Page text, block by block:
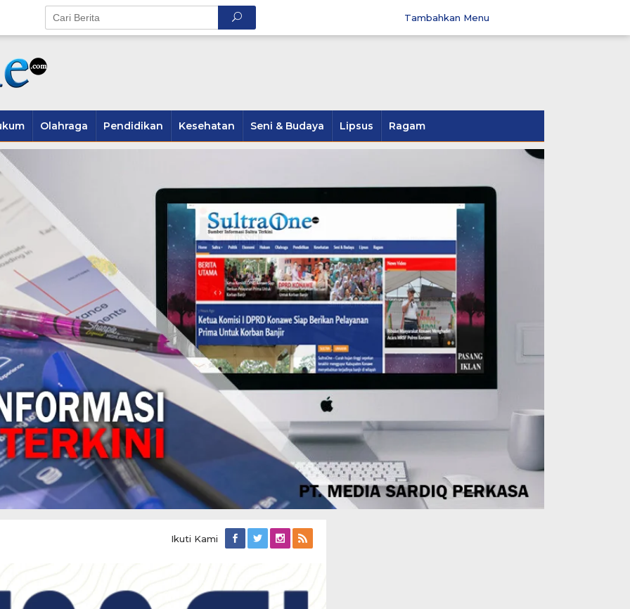
Tambahkan Menu
Olahraga Pendidikan Kesehatan Seni & Budaya Lipsus Ragam
Ikuti Kami